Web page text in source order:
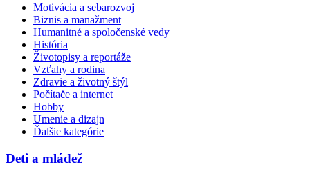
Motivácia a sebarozvoj
Biznis a manažment
Humanitné a spoločenské vedy
História
Životopisy a reportáže
Vzťahy a rodina
Zdravie a životný štýl
Počítače a internet
Hobby
Umenie a dizajn
Ďalšie kategórie
Deti a mládež